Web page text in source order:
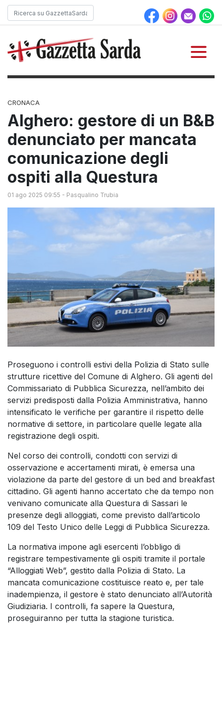
CRONACA
Alghero: gestore di un B&B
denunciato per mancata
comunicazione degli
ospiti alla Questura
01 ago 2025 09:55 - Pasqualino Trubia
Proseguono i controlli estivi della Polizia di Stato sulle
strutture ricettive del Comune di Alghero. Gli agenti del
Commissariato di Pubblica Sicurezza, nell’ambito dei
servizi predisposti dalla Polizia Amministrativa, hanno
intensificato le verifiche per garantire il rispetto delle
normative di settore, in particolare quelle legate alla
registrazione degli ospiti.
Nel corso dei controlli, condotti con servizi di
osservazione e accertamenti mirati, è emersa una
violazione da parte del gestore di un bed and breakfast
cittadino. Gli agenti hanno accertato che da tempo non
venivano comunicate alla Questura di Sassari le
presenze degli alloggiati, come previsto dall’articolo
109 del Testo Unico delle Leggi di Pubblica Sicurezza.
La normativa impone agli esercenti l’obbligo di
registrare tempestivamente gli ospiti tramite il portale
“Alloggiati Web”, gestito dalla Polizia di Stato. La
mancata comunicazione costituisce reato e, per tale
inadempienza, il gestore è stato denunciato all’Autorità
Giudiziaria. I controlli, fa sapere la Questura,
proseguiranno per tutta la stagione turistica.